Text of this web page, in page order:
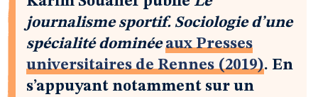
journalisme sportif. Sociologie d’une
spécialité dominée aux Presses
universitaires de Rennes (2019). En
s’appuyant notamment sur un